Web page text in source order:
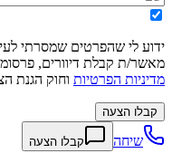
ידוע לי שהפרטים שמסרתי
מאשר/ת קבלת דיוורים,
מדיניות הפרטיות וחוק הגנת
קבלו הצעה
שיחה קבלו הצעה